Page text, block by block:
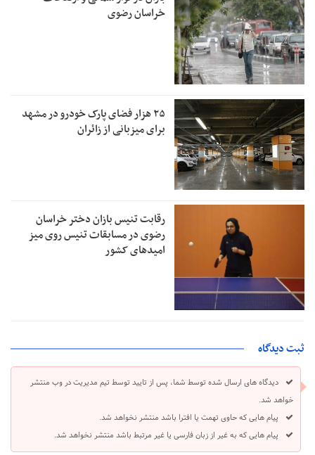
خراسان رضوی
۲۵ هزار فضای پارک خودرو در مشهد
برای میزبانی از زائران
رقابت تنیس بازان دختر خراسان
رضوی در مسابقات تنیس روی میز
امیدهای کشور
ثبت دیدگاه
دیدگاه های ارسال شده توسط شما، پس از تایید توسط تیم مدیریت در وب منتشر
خواهد شد.
پیام هایی که حاوی تهمت یا افترا باشد منتشر نخواهد شد.
پیام هایی که به غیر از زبان فارسی یا غیر مرتبط باشد منتشر نخواهد شد.